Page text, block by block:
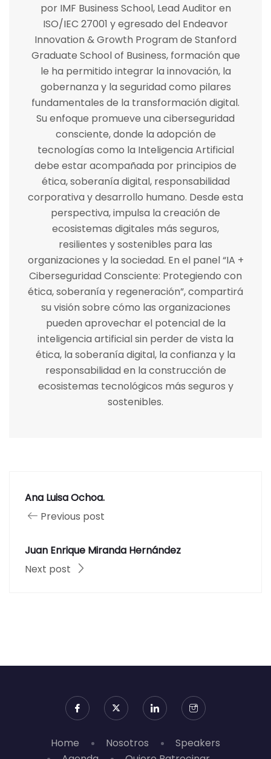
por IMF Business School, Lead Auditor en
ISO/IEC 27001 y egresado del Endeavor
Innovation & Growth Program de Stanford
Graduate School of Business, formación que
le ha permitido integrar la innovación, la
gobernanza y la seguridad como pilares
fundamentales de la transformación digital.
Su enfoque promueve una ciberseguridad
consciente, donde la adopción de
tecnologías como la Inteligencia Artificial
debe estar acompañada por principios de
ética, soberanía digital, responsabilidad
corporativa y desarrollo humano. Desde esta
perspectiva, impulsa la creación de
ecosistemas digitales más seguros,
resilientes y sostenibles para las
organizaciones y la sociedad. En el panel “IA +
Ciberseguridad Consciente: Protegiendo con
ética, soberanía y regeneración”, compartirá
su visión sobre cómo las organizaciones
pueden aprovechar el potencial de la
inteligencia artificial sin perder de vista la
ética, la soberanía digital, la confianza y la
responsabilidad en la construcción de
ecosistemas tecnológicos más seguros y
sostenibles.
Ana Luisa Ochoa.
Previous post
Juan Enrique Miranda Hernández
Next post
Home Nosotros
Speakers